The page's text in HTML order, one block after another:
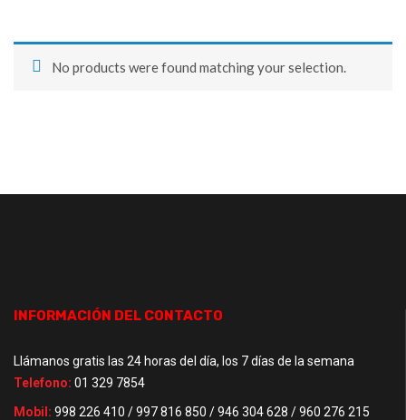
No products were found matching your selection.
INFORMACIÓN DEL CONTACTO
Llámanos gratis las 24 horas del día, los 7 días de la semana
Telefono: 01 329 7854
Mobil: 998 226 410 / 997 816 850 / 946 304 628 / 960 276 215